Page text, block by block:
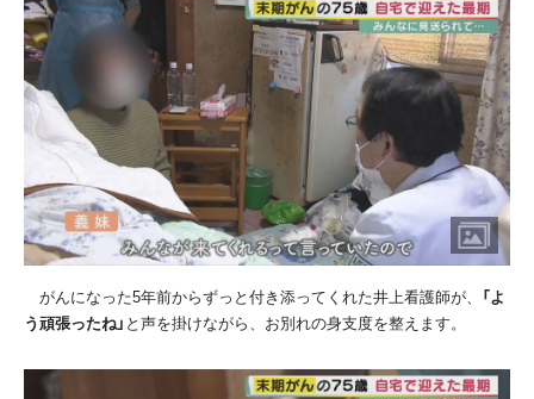
がんになった5年前からずっと付き添ってくれた井上看護師が、
「よ
う頑張ったね」 と声を掛けながら、お別れの身支度を整えます。